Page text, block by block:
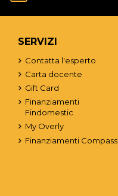
SERVIZI
Contatta l'esperto
Carta docente
Gift Card
Finanziamenti
Findomestic
My Overly
Finanziamenti Compass